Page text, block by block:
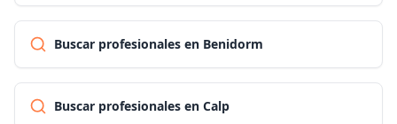
Buscar profesionales en Benidorm
Buscar profesionales en Calp